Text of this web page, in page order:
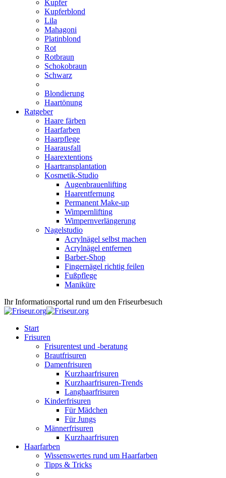
Kupfer
Kupferblond
Lila
Mahagoni
Platinblond
Rot
Rotbraun
Schokobraun
Schwarz
Blondierung
Haartönung
Ratgeber
Haare färben
Haarfarben
Haarpflege
Haarausfall
Haarextentions
Haartransplantation
Kosmetik-Studio
Augenbrauenlifting
Haarentfernung
Permanent Make-up
Wimpernlifting
Wimpernverlängerung
Nagelstudio
Acrylnägel selbst machen
Acrylnägel entfernen
Barber-Shop
Fingernägel richtig feilen
Fußpflege
Maniküre
Ihr Informationsportal rund um den Friseurbesuch
Start
Frisuren
Frisurentest und -beratung
Brautfrisuren
Damenfrisuren
Kurzhaarfrisuren
Kurzhaarfrisuren-Trends
Langhaarfrisuren
Kinderfrisuren
Für Mädchen
Für Jungs
Männerfrisuren
Kurzhaarfrisuren
Haarfarben
Wissenswertes rund um Haarfarben
Tipps & Tricks